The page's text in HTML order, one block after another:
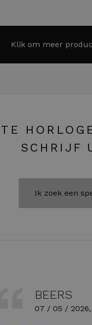
Klik om meer
SCHRIJF
Ik zoek een
BEERS
07 / 05 /